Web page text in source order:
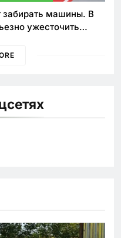
забирать машины. В
ужесточить